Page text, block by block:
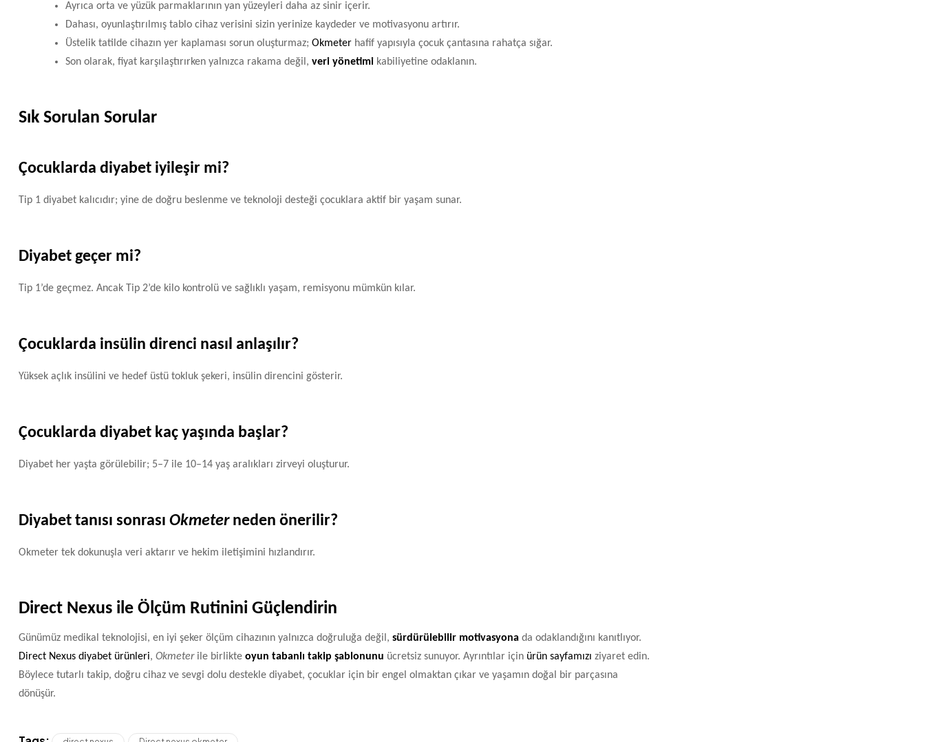
Ayrıca orta ve yüzük parmaklarının yan yüzeyleri daha az sinir içerir.
Dahası, oyunlaştırılmış tablo cihaz verisini sizin yerinize kaydeder ve motivasyonu artırır.
Üstelik tatilde cihazın yer kaplaması sorun oluşturmaz; Okmeter hafif yapısıyla çocuk çantasına rahatça sığar.
Son olarak, fiyat karşılaştırırken yalnızca rakama değil, veri yönetimi kabiliyetine odaklanın.
Sık Sorulan Sorular
Çocuklarda diyabet iyileşir mi?
Tip 1 diyabet kalıcıdır; yine de doğru beslenme ve teknoloji desteği çocuklara aktif bir yaşam sunar.
Diyabet geçer mi?
Tip 1’de geçmez. Ancak Tip 2’de kilo kontrolü ve sağlıklı yaşam, remisyonu mümkün kılar.
Çocuklarda insülin direnci nasıl anlaşılır?
Yüksek açlık insülini ve hedef üstü tokluk şekeri, insülin direncini gösterir.
Çocuklarda diyabet kaç yaşında başlar?
Diyabet her yaşta görülebilir; 5–7 ile 10–14 yaş aralıkları zirveyi oluşturur.
Diyabet tanısı sonrası Okmeterneden önerilir?
Okmeter tek dokunuşla veri aktarır ve hekim iletişimini hızlandırır.
Direct Nexus ile Ölçüm Rutinini Güçlendirin
Günümüz medikal teknolojisi, en iyi şeker ölçüm cihazının yalnızca doğruluğa değil, sürdürülebilir motivasyona da odaklandığını kanıtlıyor.
Direct Nexus diyabet ürünleri, Okmeterile birlikte oyun tabanlı takip şablonunu ücretsiz sunuyor. Ayrıntılar için ürün sayfamızı ziyaret edin.
Böylece tutarlı takip, doğru cihaz ve sevgi dolu destekle diyabet, çocuklar için bir engel olmaktan çıkar ve yaşamın doğal bir parçasına
dönüşür.